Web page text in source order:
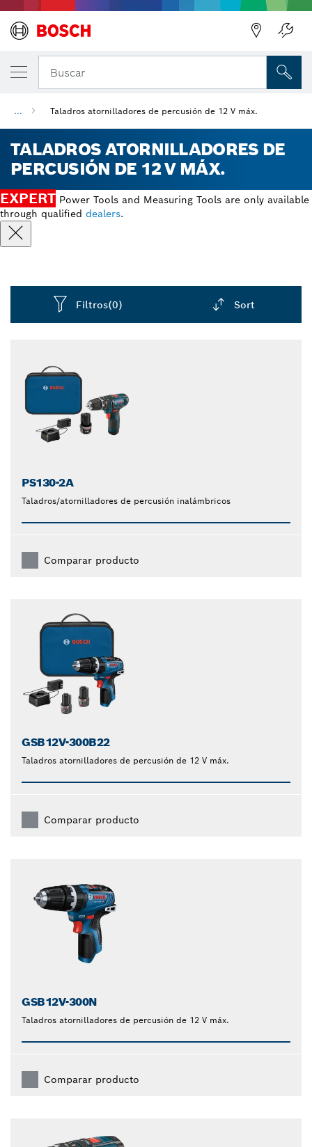
Buscar
... Taladros atornilladores de percusión de 12 V máx.
TALADROS ATORNILLADORES DE
PERCUSIÓN DE 12 V MÁX.
EXPERT Power Tools and Measuring Tools are only available
through qualified dealers.
Filtros(0) Sort
PS130-2A
Taladros/atornilladores de percusión inalámbricos
Comparar producto
GSB12V-300B22
Taladros atornilladores de percusión de 12 V máx.
Comparar producto
GSB12V-300N
Taladros atornilladores de percusión de 12 V máx.
Comparar producto